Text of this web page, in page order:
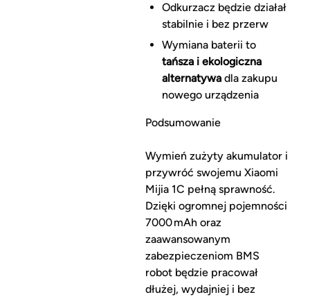
Odkurzacz będzie działał
stabilnie i bez przerw
Wymiana baterii to
tańsza i ekologiczna
alternatywadla zakupu
nowego urządzenia
Podsumowanie
Wymień zużyty akumulator i
przywróć swojemu Xiaomi
Mijia 1C pełną sprawność.
Dzięki ogromnej pojemności
7000 mAh oraz
zaawansowanym
zabezpieczeniom BMS
robot będzie pracował
dłużej, wydajniej i bez